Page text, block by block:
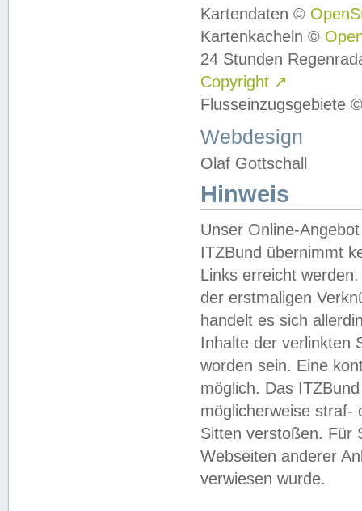
Kartendaten ©
Kartenkacheln ©
24 Stunden
Copyright ↗
Flusseinzugsgebiete
Webdesign
Olaf Gottschall
Hinweis
Unser Online-
ITZBund übernimmt
Links erreicht
der erstmaligen
handelt es sich
Inhalte der verlinkten
worden sein. Eine
möglich. Das
möglicherweise straf-
Sitten verstoßen. Für
Webseiten anderer
verwiesen wurde.